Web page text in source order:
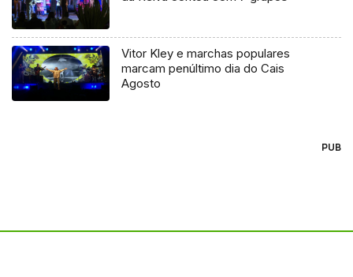
Vitor Kley e marchas populares
marcam penúltimo dia do Cais
Agosto
PUB